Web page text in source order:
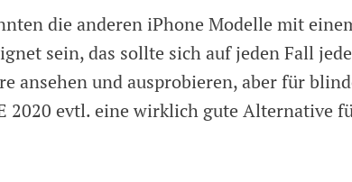
die anderen iPhone Modelle mit
sein, das sollte sich auf jeden Fall
ansehen und ausprobieren, aber für
2020 evtl. eine wirklich gute Alternative